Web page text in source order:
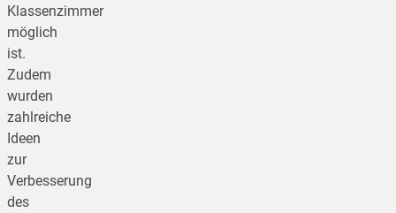
Klassenzimmer
möglich
ist.
Zudem
wurden
zahlreiche
Ideen
zur
Verbesserung
des